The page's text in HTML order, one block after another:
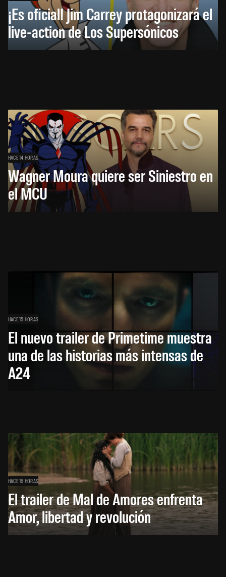
¡Es oficial! Jim Carrey protagonizará el
live-action de Los Supersónicos
HACE 14 HORAS
Wagner Moura quiere ser Siniestro en
el MCU
HACE 15 HORAS
El nuevo trailer de Primetime muestra
una de las historias más intensas de
A24
HACE 16 HORAS
El trailer de Mal de Amores enfrenta
Amor, libertad y revolución